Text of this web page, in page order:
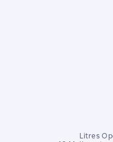
Litres